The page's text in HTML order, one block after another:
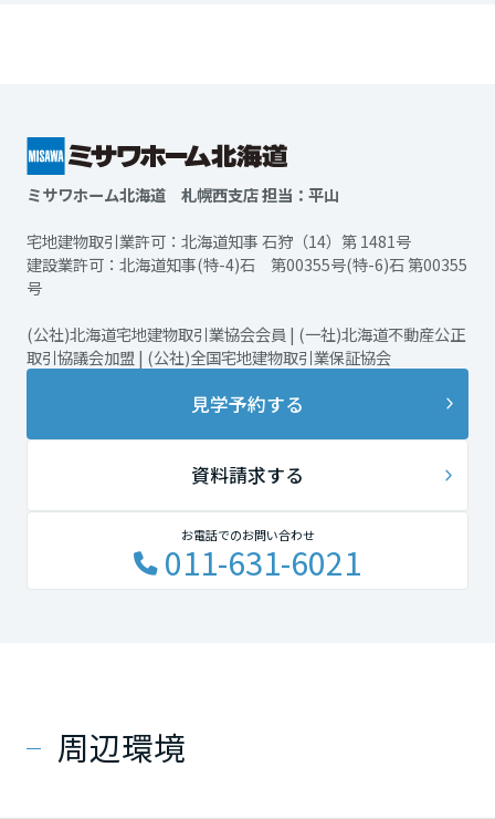
ミサワホーム北海道 札幌西支店 担当：平山
宅地建物取引業許可：北海道知事 石狩（14）第 1481号
建設業許可：北海道知事(特-4)石 第00355号(特-6)石 第00355
号
(公社)北海道宅地建物取引業協会会員 | (一社)北海道不動産公正
取引協議会加盟 | (公社)全国宅地建物取引業保証協会
見学予約する
資料請求する
お電話でのお問い合わせ
011-631-6021
周辺環境